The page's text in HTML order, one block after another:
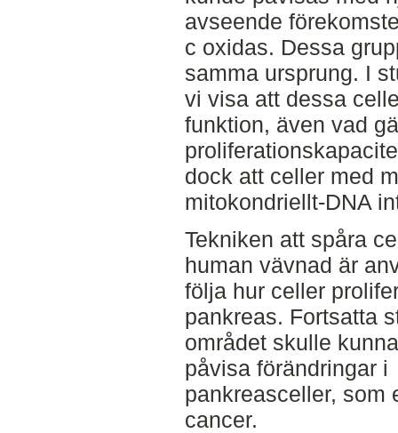
avseende
c oxidas. Dessa
samma ursprung. I
vi visa att dessa
funktion, även vad
dock att celler med
mitokondriellt-DNA
Tekniken att spåra
human vävnad är
följa hur celler
pankreas. Fortsatta
området skulle
påvisa förändringar i
pankreasceller, som
cancer.